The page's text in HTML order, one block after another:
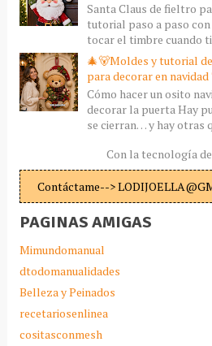
Santa Claus de fieltro
tutorial paso a paso
tocar el timbre cuando
🎄🐻Moldes y tutorial
para decorar en navidad
Cómo hacer un osito
decorar la puerta Hay
se cierran… y hay otras
Con la tecnología de
Contáctame-->
PAGINAS AMIGAS
Mimundomanual
dtodomanualidades
Belleza y Peinados
recetariosenlinea
cositasconmesh